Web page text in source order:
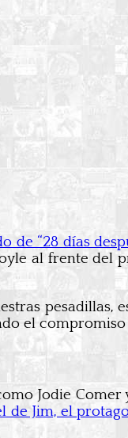
“28 días
al frente del
el
Jodie
Jim, el